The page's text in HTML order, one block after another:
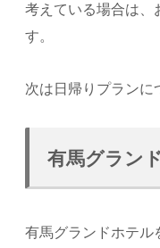
考えている場合は、
す。
次は日帰りプランに
有馬グラン
有馬グランドホテル